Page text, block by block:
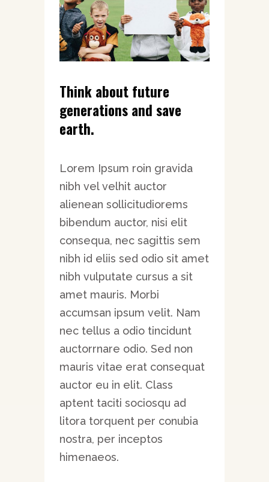
Think about future
generations and save
earth.
Lorem Ipsum roin gravida
nibh vel velhit auctor
alienean sollicitudiorems
bibendum auctor, nisi elit
consequa, nec sagittis sem
nibh id eliis sed odio sit amet
nibh vulputate cursus a sit
amet mauris. Morbi
accumsan ipsum velit. Nam
nec tellus a odio tincidunt
auctorrnare odio. Sed non
mauris vitae erat consequat
auctor eu in elit. Class
aptent taciti sociosqu ad
litora torquent per conubia
nostra, per inceptos
himenaeos.